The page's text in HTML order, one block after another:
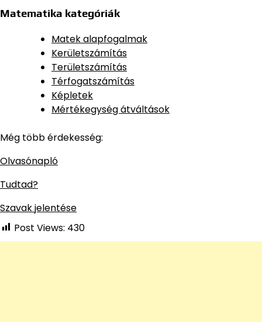
Matematika kategóriák
Matek alapfogalmak
Kerületszámítás
Területszámítás
Térfogatszámítás
Képletek
Mértékegység átváltások
Még több érdekesség:
Olvasónapló
Tudtad?
Szavak jelentése
Post Views: 430